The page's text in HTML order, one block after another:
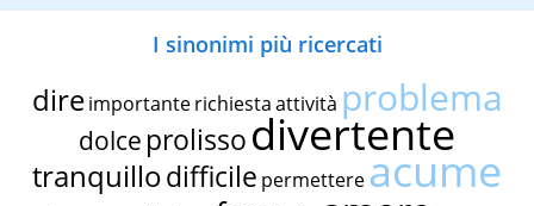
I sinonimi più ricercati
dire importante richiestaattività problema
dolce prolissodivertente
tranquillodifficile permettereacume